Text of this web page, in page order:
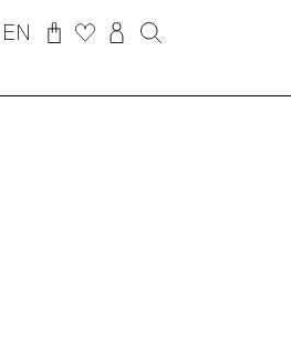
EN